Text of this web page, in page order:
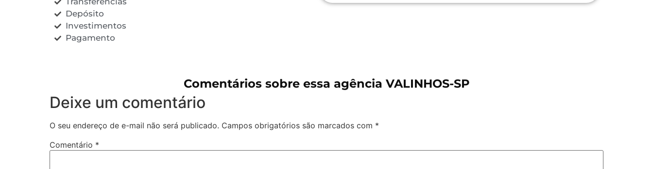
Depósito
Investimentos
Pagamento
Comentários sobre essa agência VALINHOS-SP
Deixe um comentário
O seu endereço de e-mail não será publicado. Campos obrigatórios são marcados com *
Comentário *